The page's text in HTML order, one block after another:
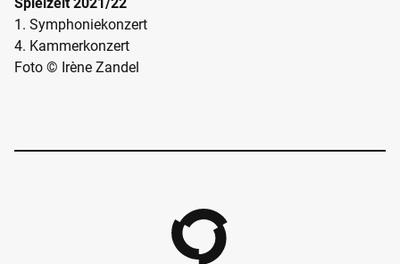
1. Symphoniekonzert
4. Kammerkonzert
Foto © Irène Zandel